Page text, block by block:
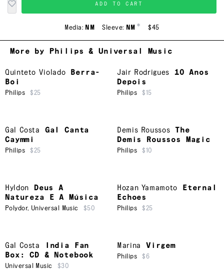
ADD TO CART
Media: NM Sleeve: NM * $45
More by Philips & Universal Music
Quinteto Violado
Berra-
Boi
Philips $25
Jair Rodrigues
10 Anos
Depois
Philips $15
Gal Costa
Gal Canta
Caymmi
Philips $25
Demis Roussos
The
Demis Roussos Magic
Philips $10
Hyldon
Deus A
Natureza E A Música
Polydor, Universal Music $50
Hozan Yamamoto
Eternal
Echoes
Philips $25
Gal Costa
India Fan
Box: CD & Notebook
Universal Music $30
Marina Virgem
Philips $6